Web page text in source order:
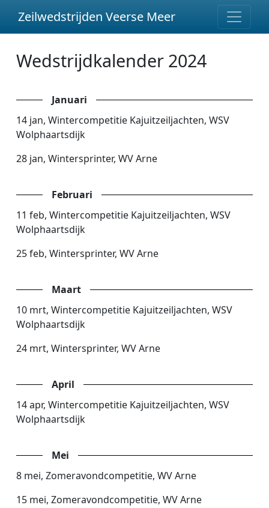
Zeilwedstrijden Veerse Meer
Wedstrijdkalender 2024
Januari
14 jan, Wintercompetitie Kajuitzeiljachten, WSV
Wolphaartsdijk
28 jan, Wintersprinter, WV Arne
Februari
11 feb, Wintercompetitie Kajuitzeiljachten, WSV
Wolphaartsdijk
25 feb, Wintersprinter, WV Arne
Maart
10 mrt, Wintercompetitie Kajuitzeiljachten, WSV
Wolphaartsdijk
24 mrt, Wintersprinter, WV Arne
April
14 apr, Wintercompetitie Kajuitzeiljachten, WSV
Wolphaartsdijk
Mei
8 mei, Zomeravondcompetitie, WV Arne
15 mei, Zomeravondcompetitie, WV Arne